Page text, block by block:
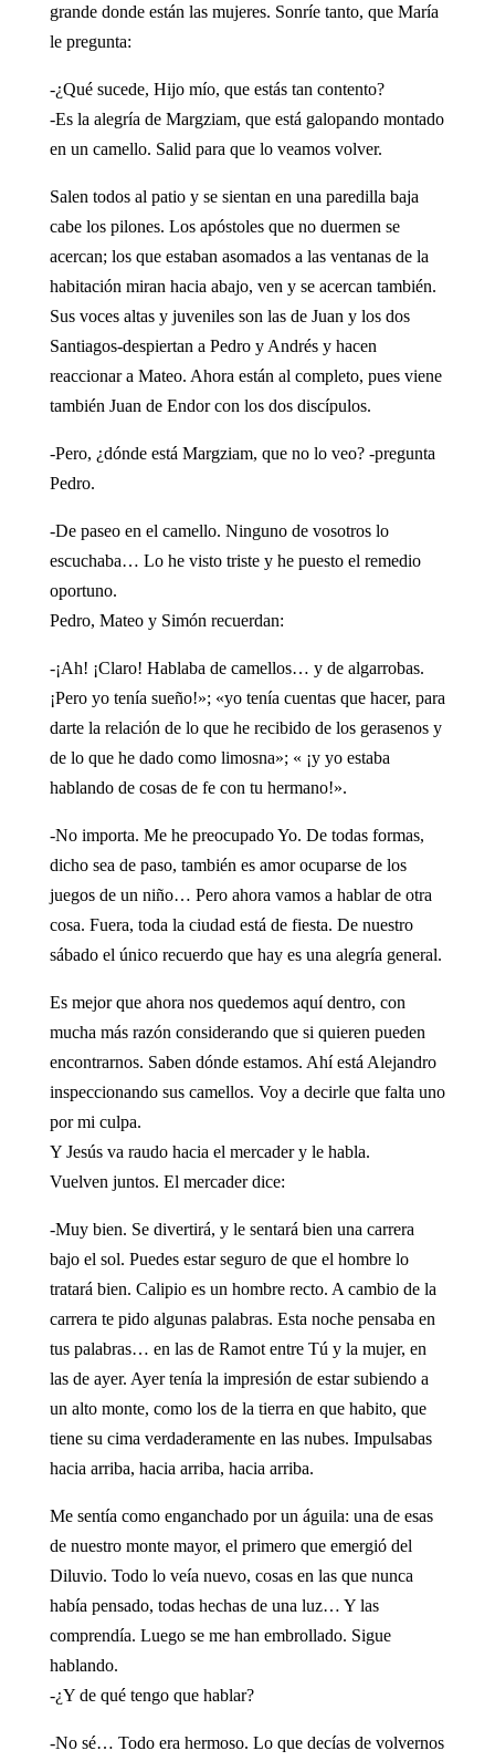
grande donde están las mujeres. Sonríe tanto, que María
le pregunta:
-¿Qué sucede, Hijo mío, que estás tan contento?
-Es la alegría de Margziam, que está galopando montado
en un camello. Salid para que lo veamos volver.
Salen todos al patio y se sientan en una paredilla baja
cabe los pilones. Los apóstoles que no duermen se
acercan; los que estaban asomados a las ventanas de la
habitación miran hacia abajo, ven y se acercan también.
Sus voces altas y juveniles ­son las de Juan y los dos
Santiagos-despiertan a Pedro y Andrés y hacen
reaccionar a Mateo. Ahora están al completo, pues viene
también Juan de Endor con los dos discípulos.
-Pero, ¿dónde está Margziam, que no lo veo? -pregunta
Pedro.
-De paseo en el camello. Ninguno de vosotros lo
escuchaba… Lo he visto triste y he puesto el remedio
oportuno.
Pedro, Mateo y Simón recuerdan:
-¡Ah! ¡Claro! Hablaba de camellos… y de algarrobas.
¡Pero yo tenía sueño!»; «yo tenía cuentas que hacer, para
darte la relación de lo que he recibido de los gerasenos y
de lo que he dado como limosna»; « ¡y yo estaba
hablando de cosas de fe con tu hermano!».
-No importa. Me he preocupado Yo. De todas formas,
dicho sea de paso, también es amor ocuparse de los
juegos de un niño… Pero ahora vamos a hablar de otra
cosa. Fuera, toda la ciudad está de fiesta. De nuestro
sábado el único recuerdo que hay es una alegría general.
Es mejor que ahora nos quedemos aquí dentro, con
mucha más razón considerando que si quieren pueden
encontrarnos. Saben dónde estamos. Ahí está Alejandro
inspeccionando sus camellos. Voy a decirle que falta uno
por mi culpa.
Y Jesús va raudo hacia el mercader y le habla.
Vuelven juntos. El mercader dice:
-Muy bien. Se divertirá, y le sentará bien una carrera
bajo el sol. Puedes estar seguro de que el hombre lo
tratará bien. Calipio es un hombre recto. A cambio de la
carrera te pido algunas palabras. Esta noche pensaba en
tus palabras… en las de Ramot entre Tú y la mujer, en
las de ayer. Ayer tenía la impresión de estar subiendo a
un alto monte, como los de la tierra en que habito, que
tiene su cima verdaderamente en las nubes. Impulsabas
hacia arriba, hacia arriba, hacia arriba.
Me sentía como enganchado por un águila: una de esas
de nuestro monte mayor, el primero que emergió del
Diluvio. Todo lo veía nuevo, cosas en las que nunca
había pensado, todas hechas de una luz… Y las
comprendía. Luego se me han embrollado. Sigue
hablando.
-¿Y de qué tengo que hablar?
-No sé… Todo era hermoso. Lo que decías de volvernos